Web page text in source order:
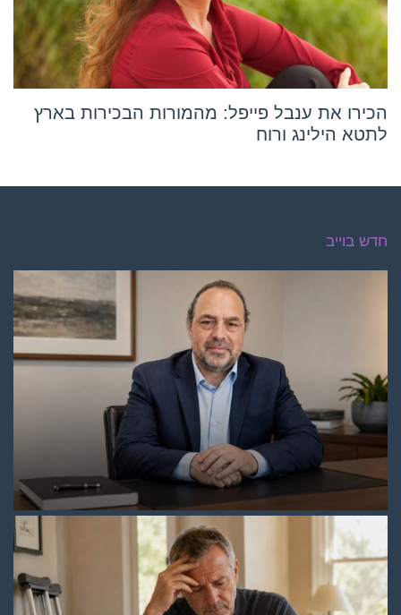
הכירו את ענבל פייפל: מהמורות הבכירות בארץ
לתטא הילינג ורוח
חדש בוייב